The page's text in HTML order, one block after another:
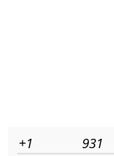
+1 931